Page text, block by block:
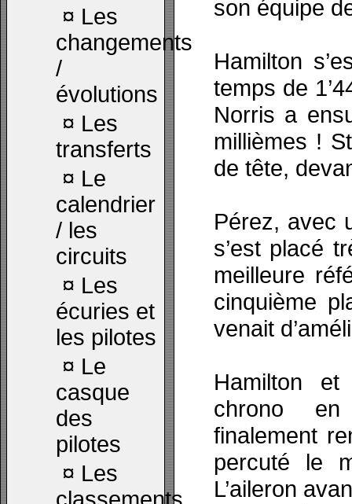
¤ Les
changements
/
évolutions
¤ Les
transferts
¤ Le
calendrier
/ les
circuits
¤ Les
écuries et
les pilotes
¤ Le
casque
des
pilotes
¤ Les
son équipe
Hamilton
temps de
Norris a
millièmes !
de tête,
Pérez, avec
s’est placé
meilleure
cinquième
venait
Hamilton
chrono
finalement
percuté le
L’aileron